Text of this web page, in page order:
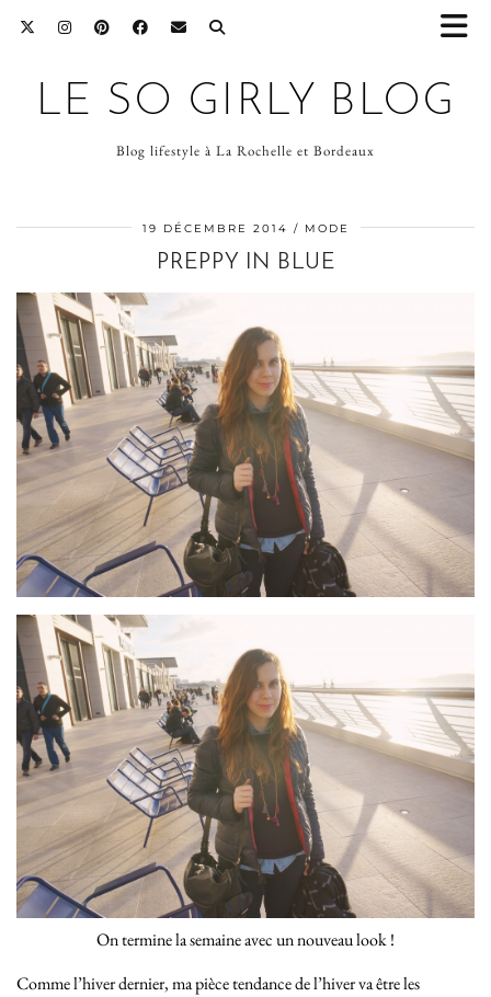
LE SO GIRLY BLOG
Blog lifestyle à La Rochelle et Bordeaux
19 DÉCEMBRE 2014 MODE
PREPPY IN BLUE
On termine la semaine avec un nouveau look !
Comme l’hiver dernier, ma pièce tendance de l’hiver va être les